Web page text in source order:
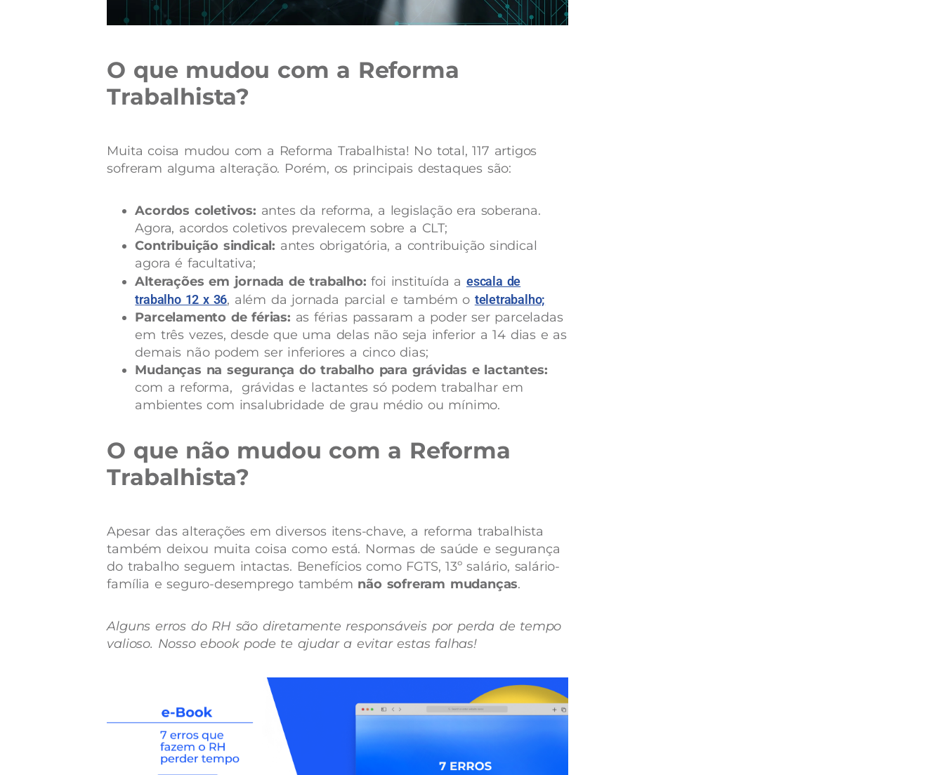
O que mudou com a Reforma
Trabalhista?
Muita coisa mudou com a Reforma Trabalhista! No total, 117 artigos
sofreram alguma alteração. Porém, os principais destaques são:
Acordos coletivos: antes da reforma, a legislação era soberana.
Agora, acordos coletivos prevalecem sobre a CLT;
Contribuição sindical: antes obrigatória, a contribuição sindical
agora é facultativa;
Alterações em jornada de trabalho: foi instituída a escala de
trabalho 12 x 36, além da jornada parcial e também o teletrabalho;
Parcelamento de férias: as férias passaram a poder ser parceladas
em três vezes, desde que uma delas não seja inferior a 14 dias e as
demais não podem ser inferiores a cinco dias;
Mudanças na segurança do trabalho para grávidas e lactantes:
com a reforma, grávidas e lactantes só podem trabalhar em
ambientes com insalubridade de grau médio ou mínimo.
O que não mudou com a Reforma
Trabalhista?
Apesar das alterações em diversos itens-chave, a reforma trabalhista
também deixou muita coisa como está. Normas de saúde e segurança
do trabalho seguem intactas. Benefícios como FGTS, 13º salário, salário-
família e seguro-desemprego também não sofreram mudanças.
Alguns erros do RH são diretamente responsáveis por perda de tempo
valioso. Nosso ebook pode te ajudar a evitar estas falhas!